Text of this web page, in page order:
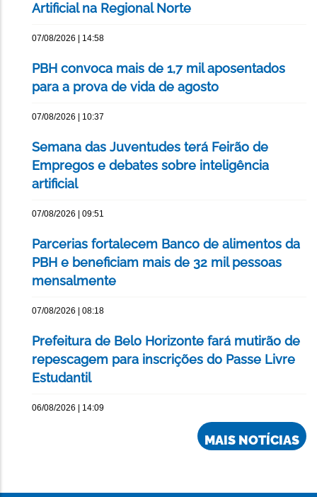
Artificial na Regional Norte
07/08/2026 | 14:58
PBH convoca mais de 1,7 mil aposentados
para a prova de vida de agosto
07/08/2026 | 10:37
Semana das Juventudes terá Feirão de
Empregos e debates sobre inteligência
artificial
07/08/2026 | 09:51
Parcerias fortalecem Banco de alimentos da
PBH e beneficiam mais de 32 mil pessoas
mensalmente
07/08/2026 | 08:18
Prefeitura de Belo Horizonte fará mutirão de
repescagem para inscrições do Passe Livre
Estudantil
06/08/2026 | 14:09
MAIS NOTÍCIAS